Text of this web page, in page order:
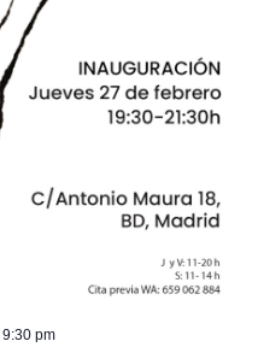
9:30 pm